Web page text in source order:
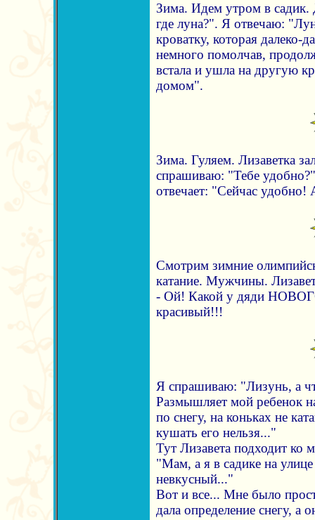
Зима. Идем утром в
где луна?". Я отвечаю:
кроватку, которая далеко-
немного помолчав,
встала и ушла на другую
домом".
Зима. Гуляем. Лизаветка
спрашиваю: "Тебе
отвечает: "Сейчас
Смотрим зимние
катание. Мужчины.
- Ой! Какой у дяди
красивый!!!
Я спрашиваю: "Лизунь, а
Размышляет мой ребенок
по снегу, на коньках не
кушать его нельзя..."
Тут Лизавета подходит ко
"Мам, а я в садике на
невкусный..."
Вот и все... Мне было
дала определение снегу, а